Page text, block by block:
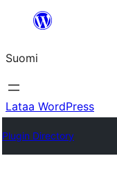
Suomi
Lataa WordPress
Plugin Directory